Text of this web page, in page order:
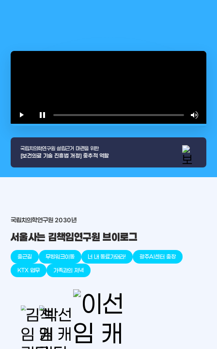
충청남도place
천안
place
세종
place
판교
place
오송
place
대덕
place
원주
play_arrow pause volume_up
국립치의학연구원 설립근거 마련을 위한
[보건의료 기술 진흥법 개정] 중추적 역할
국립치의학연구원 2030년
서울사는 김책임연구원 브이로그
출근길 무빙워크이동 너 내 동료가돼라! 광주AI센터 출장
KTX 업무 가족과의 저녁